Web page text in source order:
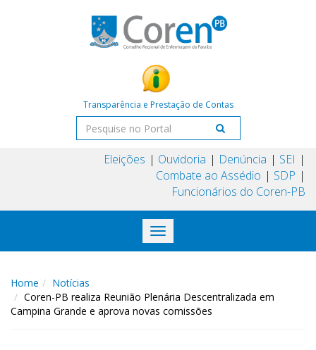
Transparência e Prestação de Contas
Eleições Ouvidoria Denúncia
SEI
Combate ao Assédio
SDP
Funcionários do Coren-PB
Toggle
navigation
Home
Notícias
Coren-PB realiza Reunião Plenária Descentralizada em
Campina Grande e aprova novas comissões